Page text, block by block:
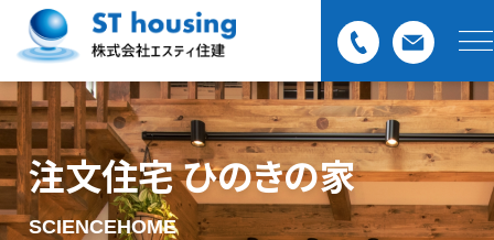
注文住宅 ひのきの家
SCIENCEHOME